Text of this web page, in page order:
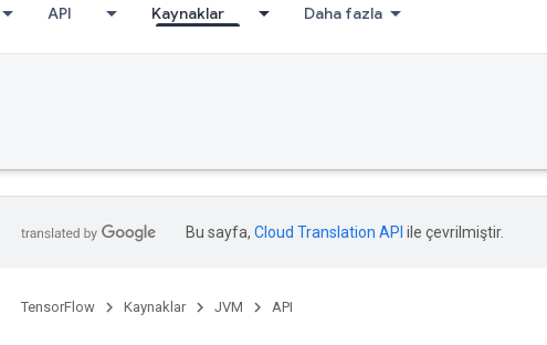
API Kaynaklar Daha fazla
Bu sayfa, Cloud Translation API ile çevrilmiştir.
TensorFlow Kaynaklar JVM API